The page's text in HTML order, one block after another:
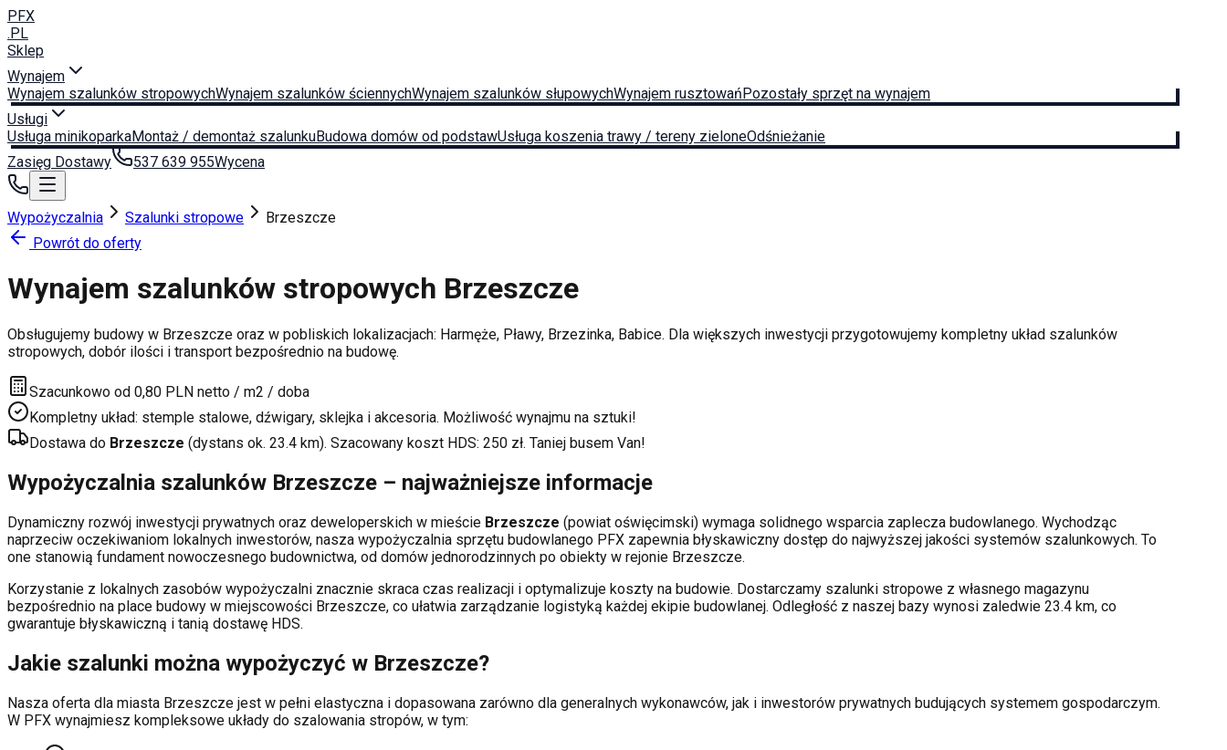
PFX
.PL
Sklep
Wynajem
Wynajem szalunków stropowychWynajem szalunków ściennychWynajem szalunków słupowychWynajem rusztowańPozostały sprzęt na wynajem
Usługi
Usługa minikoparkaMontaż / demontaż szalunkuBudowa domów od podstawUsługa koszenia trawy / tereny zieloneOdśnieżanie
Zasięg Dostawy
537 639 955Wycena
Wypożyczalnia Szalunki stropowe
Brzeszcze
Powrót do oferty
Wynajem szalunków stropowych Brzeszcze
Obsługujemy budowy w Brzeszcze oraz w pobliskich lokalizacjach: Harmęże, Pławy, Brzezinka, Babice. Dla większych inwestycji przygotowujemy kompletny układ szalunków
stropowych, dobór ilości i transport bezpośrednio na budowę.
Szacunkowo od 0,80 PLN netto / m2 / doba
Kompletny układ: stemple stalowe, dźwigary, sklejka i akcesoria. Możliwość wynajmu na sztuki!
Dostawa do Brzeszcze (dystans ok. 23.4 km). Szacowany koszt HDS: 250 zł. Taniej busem Van!
Wypożyczalnia szalunków Brzeszcze – najważniejsze informacje
Dynamiczny rozwój inwestycji prywatnych oraz deweloperskich w mieście Brzeszcze (powiat oświęcimski) wymaga solidnego wsparcia zaplecza budowlanego. Wychodząc
naprzeciw oczekiwaniom lokalnych inwestorów, nasza wypożyczalnia sprzętu budowlanego PFX zapewnia błyskawiczny dostęp do najwyższej jakości systemów szalunkowych. To
one stanowią fundament nowoczesnego budownictwa, od domów jednorodzinnych po obiekty w rejonie Brzeszcze.
Korzystanie z lokalnych zasobów wypożyczalni znacznie skraca czas realizacji i optymalizuje koszty na budowie. Dostarczamy szalunki stropowe z własnego magazynu
bezpośrednio na place budowy w miejscowości Brzeszcze, co ułatwia zarządzanie logistyką każdej ekipie budowlanej. Odległość z naszej bazy wynosi zaledwie 23.4 km, co
gwarantuje błyskawiczną i tanią dostawę HDS.
Jakie szalunki można wypożyczyć w Brzeszcze?
Nasza oferta dla miasta Brzeszcze jest w pełni elastyczna i dopasowana zarówno dla generalnych wykonawców, jak i inwestorów prywatnych budujących systemem gospodarczym.
W PFX wynajmiesz kompleksowe układy do szalowania stropów, w tym: